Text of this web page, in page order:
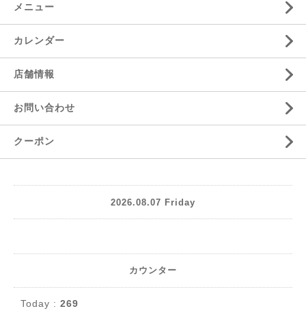
メニュー
カレンダー
店舗情報
お問い合わせ
クーポン
2026.08.07 Friday
カウンター
Today : 269